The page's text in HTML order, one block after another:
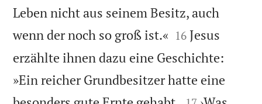
Leben nicht aus seinem Besitz, auch
wenn der noch so groß ist.« 

16 Jesus
erzählte ihnen dazu eine Geschichte:
»Ein reicher Grundbesitzer hatte eine